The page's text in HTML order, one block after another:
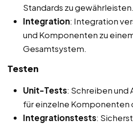
Standards zu gewährleisten.
Integration: Integration
und Komponenten zu
Gesamtsystem.
Testen
Unit-Tests: Schreiben und
für einzelne Komponenten
Integrationstests: